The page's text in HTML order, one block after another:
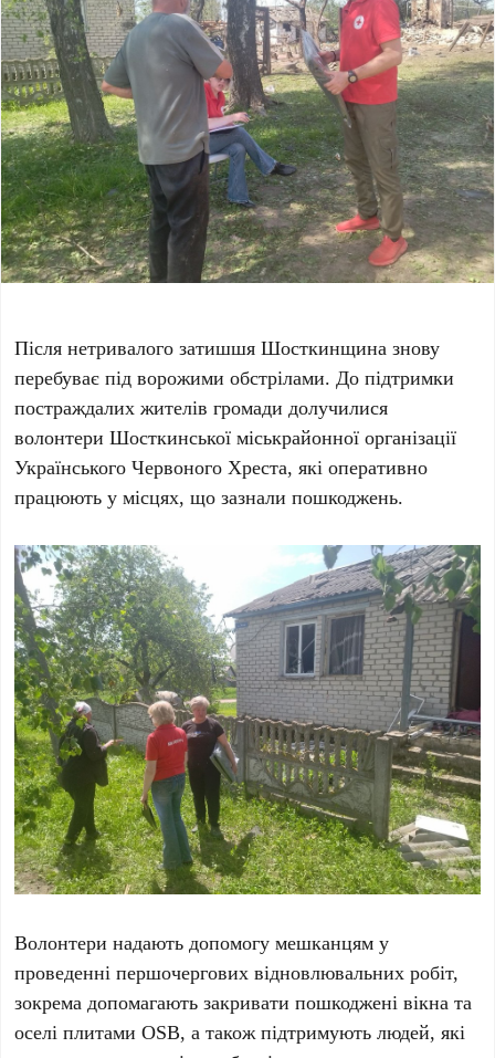
Після нетривалого затишшя Шосткинщина знову
перебуває під ворожими обстрілами. До підтримки
постраждалих жителів громади долучилися
волонтери Шосткинської міськрайонної організації
Українського Червоного Хреста, які оперативно
працюють у місцях, що зазнали пошкоджень.
Волонтери надають допомогу мешканцям у
проведенні першочергових відновлювальних робіт,
зокрема допомагають закривати пошкоджені вікна та
оселі плитами OSB, а також підтримують людей, які